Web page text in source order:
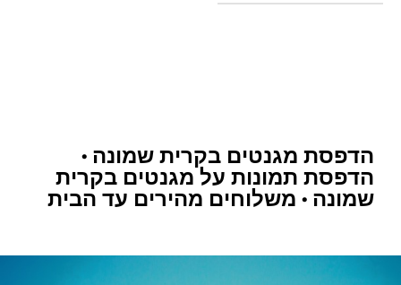
הדפסת מגנטים בקרית שמונה •
הדפסת תמונות על מגנטים בקרית
שמונה • משלוחים מהירים עד הבית